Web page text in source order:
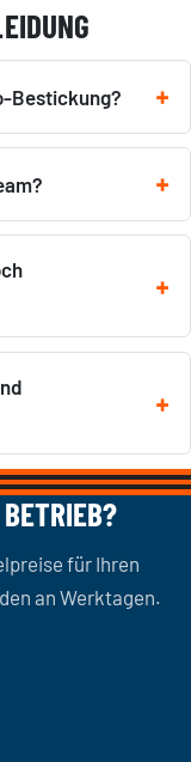
Bestickung?
für Ihren
an Werktagen.